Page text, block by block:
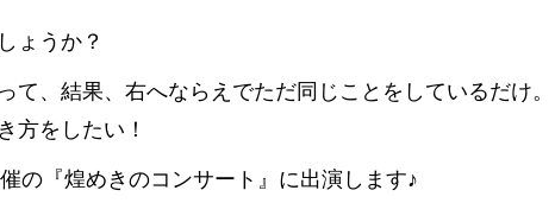
ょうか？
て、結果、右へならえでただ同じことをしているだけ。
方をしたい！
の『煌めきのコンサート』に出演します♪